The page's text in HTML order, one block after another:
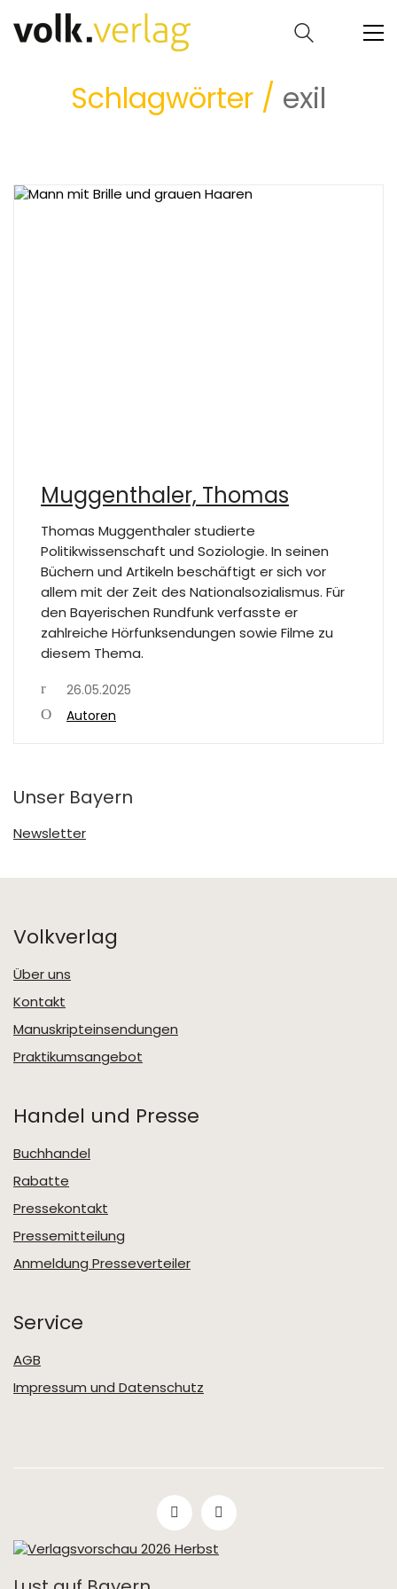
Schlagwörter / exil
Muggenthaler, Thomas
Thomas Muggenthaler studierte
Politikwissenschaft und Soziologie. In seinen
Büchern und Artikeln beschäftigt er sich vor
allem mit der Zeit des Nationalsozialismus. Für
den Bayerischen Rundfunk verfasste er
zahlreiche Hörfunksendungen sowie Filme zu
diesem Thema.
26.05.2025
Autoren
Unser Bayern
Newsletter
Volkverlag
Über uns
Kontakt
Manuskripteinsendungen
Praktikumsangebot
Handel und Presse
Buchhandel
Rabatte
Pressekontakt
Pressemitteilung
Anmeldung Presseverteiler
Service
AGB
Impressum und Datenschutz